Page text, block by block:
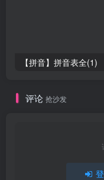
【拼音】拼音表全(1)
评论 抢沙发